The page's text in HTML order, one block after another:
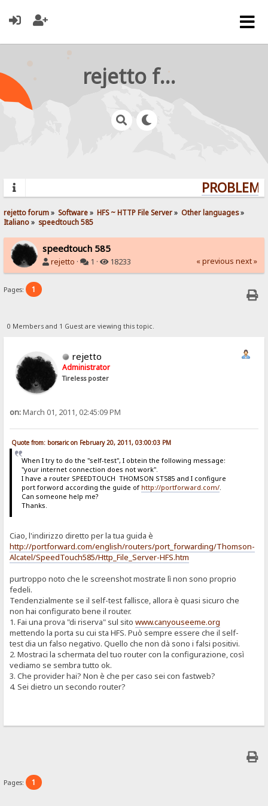
rejetto forum
rejetto forum» Software» HFS ~ HTTP File Server» Other languages»
Italiano» speedtouch 585
speedtouch 585
rejetto · 1 · 18233 « previous next »
Pages: 1
0 Members and 1 Guest are viewing this topic.
rejetto
Administrator
Tireless poster
on:March 01, 2011, 02:45:09 PM
Quote from: borsaric on February 20, 2011, 03:00:03 PM
When I try to do the "self-test", I obtein the following message:
"your internet connection does not work".
I have a router SPEEDTOUCH THOMSON ST585 and I configure
port forword according the guide of http://portforward.com/.
Can someone help me?
Thanks.
Ciao, l'indirizzo diretto per la tua guida è
http://portforward.com/english/routers/port_forwarding/Thomson-
Alcatel/SpeedTouch585/Http_File_Server-HFS.htm
purtroppo noto che le screenshot mostrate lì non sono proprio
fedeli.
Tendenzialmente se il self-test fallisce, allora è quasi sicuro che
non hai configurato bene il router.
1. Fai una prova "di riserva" sul sitowww.canyouseeme.org
mettendo la porta su cui sta HFS. Può sempre essere che il self-
test dia un falso negativo. Quello che non dà sono i falsi positivi.
2. Mostraci la schermata del tuo router con la configurazione, così
vediamo se sembra tutto ok.
3. Che provider hai? Non è che per caso sei con fastweb?
4. Sei dietro un secondo router?
Pages: 1